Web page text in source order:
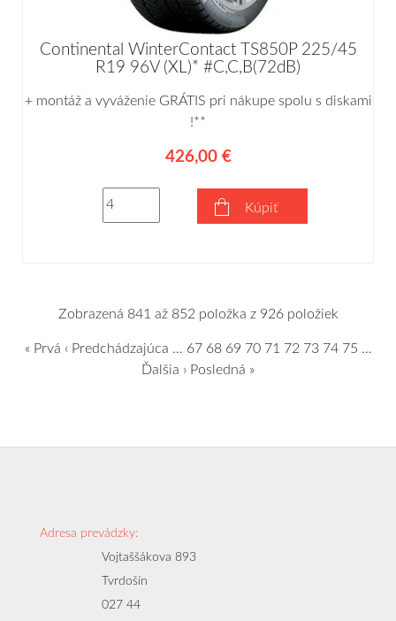
Continental WinterContact TS850P 225/45
R19 96V (XL)* #C,C,B(72dB)
+ montáž a vyváženie GRÁTIS pri nákupe spolu s diskami
!**
426,00 €
Kúpiť
Zobrazená 841 až 852 položka z 926 položiek
« Prvá ‹ Predchádzajúca … 67 68 69 70 71 72 73 74 75 …
Ďalšia › Posledná »
Adresa prevádzky:
Vojtaššákova 893
Tvrdošín
027 44